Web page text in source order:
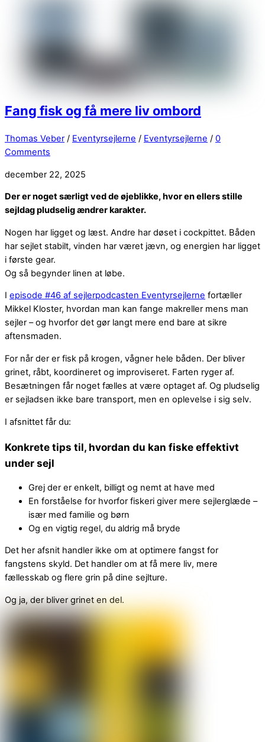
Fang fisk og få mere liv ombord
Thomas Veber / Eventyrsejlerne / Eventyrsejlerne / 0
Comments
december 22, 2025
Der er noget særligt ved de øjeblikke, hvor en ellers stille
sejldag pludselig ændrer karakter.
Nogen har ligget og læst. Andre har døset i cockpittet. Båden
har sejlet stabilt, vinden har været jævn, og energien har ligget
i første gear.
Og så begynder linen at løbe.
I episode #46 af sejlerpodcasten Eventyrsejlerne fortæller
Mikkel Kloster, hvordan man kan fange makreller mens man
sejler – og hvorfor det gør langt mere end bare at sikre
aftensmaden.
For når der er fisk på krogen, vågner hele båden. Der bliver
grinet, råbt, koordineret og improviseret. Farten ryger af.
Besætningen får noget fælles at være optaget af. Og pludselig
er sejladsen ikke bare transport, men en oplevelse i sig selv.
I afsnittet får du:
Konkrete tips til, hvordan du kan fiske effektivt
under sejl
Grej der er enkelt, billigt og nemt at have med
En forståelse for hvorfor fiskeri giver mere sejlerglæde –
især med familie og børn
Og en vigtig regel, du aldrig må bryde
Det her afsnit handler ikke om at optimere fangst for
fangstens skyld. Det handler om at få mere liv, mere
fællesskab og flere grin på dine sejlture.
Og ja, der bliver grinet en del.